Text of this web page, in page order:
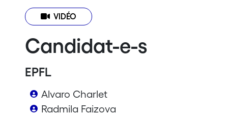
VIDÉO
Candidat-e-s
EPFL
Alvaro Charlet
Radmila Faizova